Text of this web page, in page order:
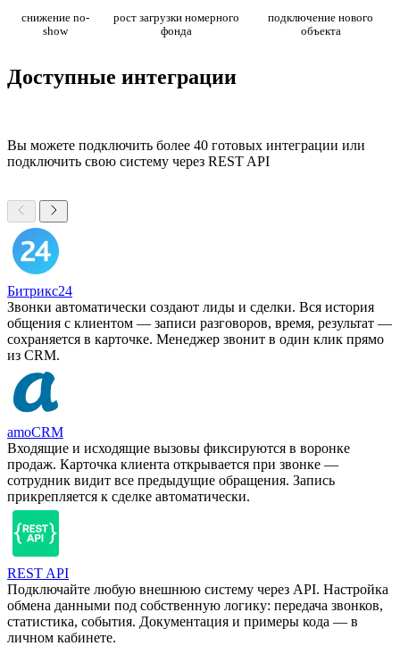
снижение no-
show
рост загрузки номерного
фонда
подключение нового
объекта
Доступные интеграции
Вы можете подключить более 40 готовых интеграции или
подключить свою систему через REST API
Битрикс24
Звонки автоматически создают лиды и сделки. Вся история
общения с клиентом — записи разговоров, время, результат —
сохраняется в карточке. Менеджер звонит в один клик прямо
из CRM.
amoCRM
Входящие и исходящие вызовы фиксируются в воронке
продаж. Карточка клиента открывается при звонке —
сотрудник видит все предыдущие обращения. Запись
прикрепляется к сделке автоматически.
REST API
Подключайте любую внешнюю систему через API. Настройка
обмена данными под собственную логику: передача звонков,
статистика, события. Документация и примеры кода — в
личном кабинете.